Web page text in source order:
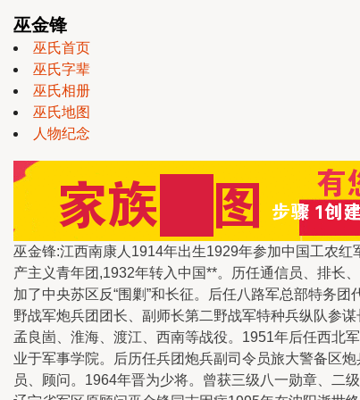
巫金锋
巫氏首页
巫氏字辈
巫氏相册
巫氏地图
人物纪念
巫金锋:江西南康人1914年出生1929年参加中国工农红
产主义青年团,1932年转入中国**。历任通信员、排长
加了中央苏区反“围剿”和长征。后任八路军总部特务团
野战军炮兵团团长、副师长第二野战军特种兵纵队参谋
孟良崮、淮海、渡江、西南等战役。1951年后任西北
业于军事学院。后历任兵团炮兵副司令员旅大警备区
员、顾问。1964年晋为少将。曾获三级八一勋章、二